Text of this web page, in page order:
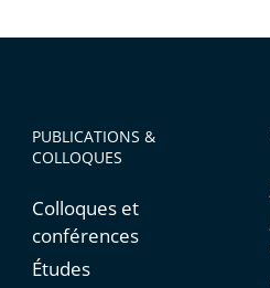
PUBLICATIONS &
COLLOQUES
Colloques et
conférences
Études